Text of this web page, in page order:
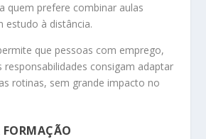
quem prefere combinar aulas
estudo à distância.
que pessoas com emprego,
consigam adaptar
rotinas, sem grande impacto no
FORMAÇÃO